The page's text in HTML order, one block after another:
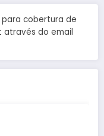
para cobertura de
através do email